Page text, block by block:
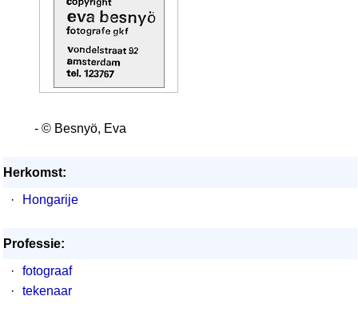
- © Besnyö, Eva
Herkomst:
·
Hongarije
Professie:
·
fotograaf
·
tekenaar